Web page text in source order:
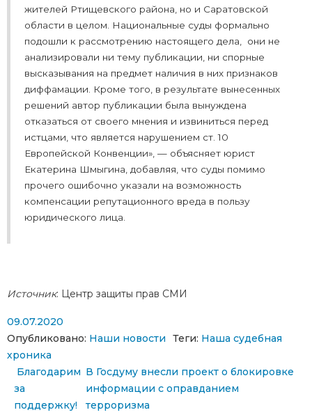
жителей Ртищевского района, но и Саратовской
области в целом. Национальные суды формально
подошли к рассмотрению настоящего дела, они не
анализировали ни тему публикации, ни спорные
высказывания на предмет наличия в них признаков
диффамации. Кроме того, в результате вынесенных
решений автор публикации была вынуждена
отказаться от своего мнения и извиниться перед
истцами, что является нарушением ст. 10
Европейской Конвенции», — объясняет юрист
Екатерина Шмыгина, добавляя, что суды помимо
прочего ошибочно указали на возможность
компенсации репутационного вреда в пользу
юридического лица.
Источник: Центр защиты прав СМИ
09.07.2020
Опубликовано: Наши новости Теги: Наша судебная
хроника
Навигация по записям
Благодарим
за
поддержку!
В Госдуму внесли проект о блокировке
информации с оправданием
терроризма